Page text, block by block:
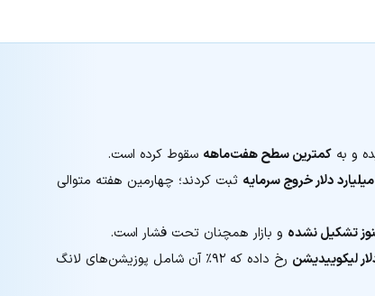
و بهکمترین سطح هفت‌ماهه سقوط کرده است.
ثبت کردند؛ چهارمین هفته متوالی
تشکیل نشده و بازار همچنان تحت فشار است.
رخ داده که ۹۲٪ آن شامل پوزیشن‌های لانگ